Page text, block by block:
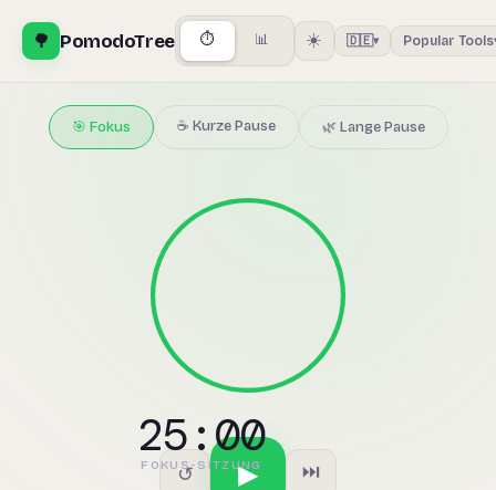
🌳 PomodoTree ⏱ 📊 ☀️ 🇩🇪▾ Popular Tools
Kostenloser Pomodoro-Timer —
🎯 Fokus ☕ Kurze Pause 🌿 Lange Pause
25:00
FOKUS-SITZUNG
↺ ▶ ⏭